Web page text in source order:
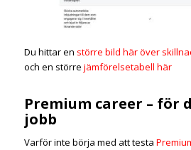
Du hittar en större bild här över
och en större jämförelsetabell här
Premium career – för
jobb
Varför inte börja med att testa